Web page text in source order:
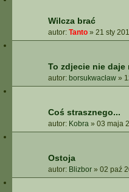
Wilcza brać
autor: Tanto » 21 sty
To zdjecie nie daje
autor: borsukwacław »
Coś strasznego...
autor: Kobra » 03 maja
Ostoja
autor: Blizbor » 02 paź